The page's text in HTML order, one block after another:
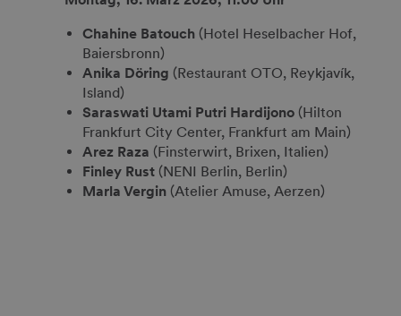
Chahine Batouch (Hotel Heselbacher Hof,
Baiersbronn)
Anika Döring (Restaurant OTO, Reykjavík,
Island)
Saraswati Utami Putri Hardijono (Hilton
Frankfurt City Center, Frankfurt am Main)
Arez Raza (Finsterwirt, Brixen, Italien)
Finley Rust (NENI Berlin, Berlin)
Marla Vergin (Atelier Amuse, Aerzen)